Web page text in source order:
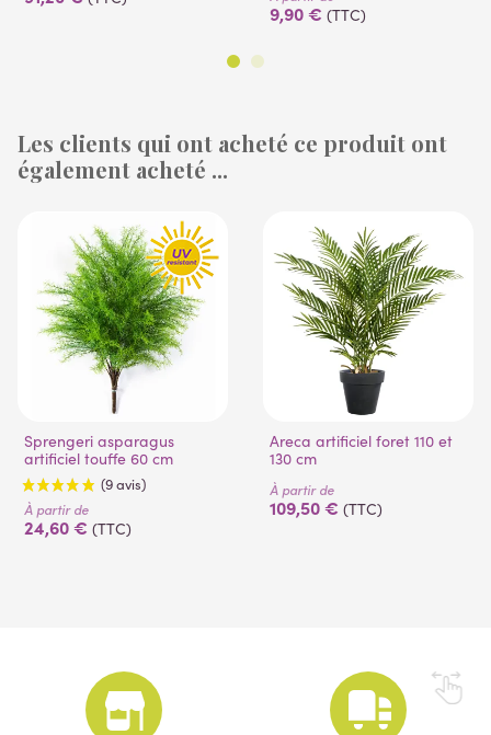
(4 avis)
9,90 € (TTC)
Les clients qui ont acheté ce produit ont
également acheté ...
Sprengeri asparagus
artificiel touffe 60 cm
À partir de
24,60 € (TTC)
Areca artificiel foret 110 et
130 cm
À partir de
109,50 € (TTC)